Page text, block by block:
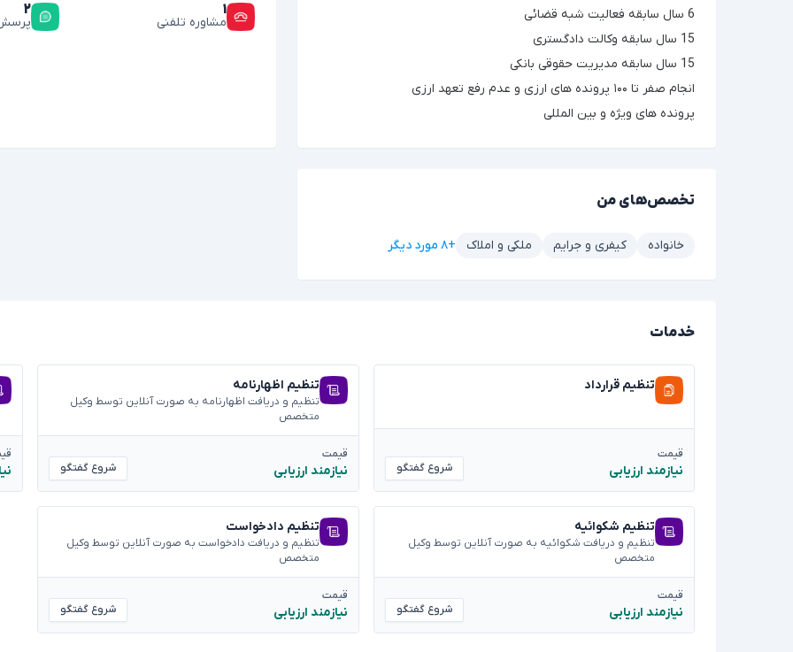
6 سال سابقه فعالیت شبه قضائی
15 سال سابقه وکالت دادگستری
15 سال سابقه مدیریت حقوقی بانکی
انجام صفر تا ۱۰۰ پرونده های ارزی و عدم رفع تعهد ارزی
پرونده های ویژه و بین المللی
۱
مشاوره تلفنی
۲
تخصص‌های من
خانواده کیفری و جرایم ملکی و املاک +۸ مورد دیگر
خدمات
تنظیم قرارداد
قیمت
نیازمند ارزیابی شروع گفتگو
تنظیم اظهارنامه
تنظیم و دریافت اظهارنامه به صورت آنلاین توسط وکیل
متخصص
قیمت
نیازمند ارزیابی شروع گفتگو
تنظیم شکوائیه
تنظیم و دریافت شکوائیه به صورت آنلاین توسط وکیل
متخصص
قیمت
نیازمند ارزیابی شروع گفتگو
تنظیم دادخواست
تنظیم و دریافت دادخواست به صورت آنلاین توسط وکیل
متخصص
قیمت
نیازمند ارزیابی شروع گفتگو